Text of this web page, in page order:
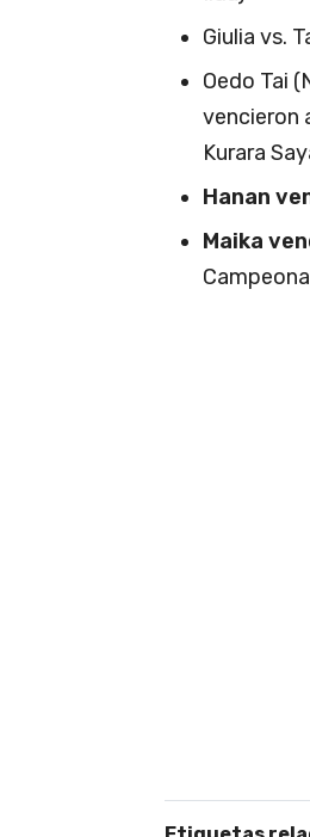
Giulia vs.
Oedo Tai
vencieron
Kurara
Hanan
Maika